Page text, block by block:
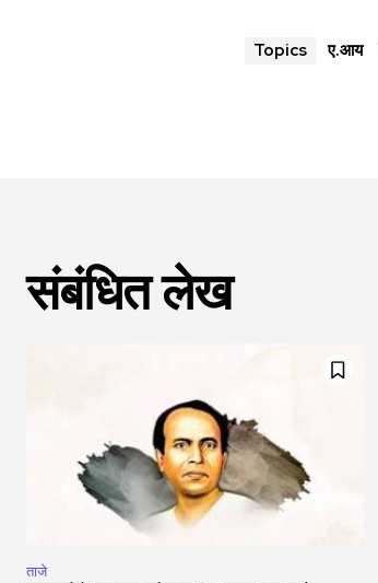
Topics ए.आय
संबंधित लेख
ताजे